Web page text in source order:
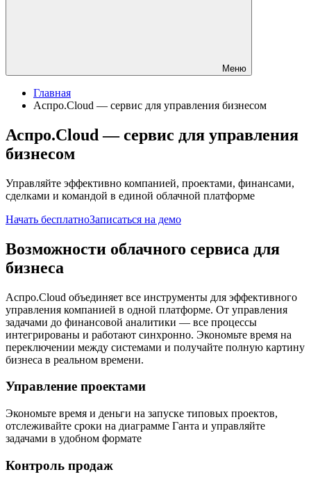
Меню
Главная
Аспро.Cloud — cервис для управления бизнесом
Аспро.Cloud — cервис для управления
бизнесом
Управляйте эффективно компанией, проектами, финансами,
сделками и командой в единой облачной платформе
Начать бесплатноЗаписаться на демо
Возможности облачного сервиса для
бизнеса
Аспро.Cloud объединяет все инструменты для эффективного
управления компанией в одной платформе. От управления
задачами до финансовой аналитики — все процессы
интегрированы и работают синхронно. Экономьте время на
переключении между системами и получайте полную картину
бизнеса в реальном времени.
Управление проектами
Экономьте время и деньги на запуске типовых проектов,
отслеживайте сроки на диаграмме Ганта и управляйте
задачами в удобном формате
Контроль продаж